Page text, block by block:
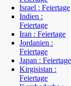
Israel : Feiertage
Indien :
Feiertage
Iran : Feiertage
Jordanien :
Feiertage
Japan : Feiertage
Kirgisistan :
Feiertage